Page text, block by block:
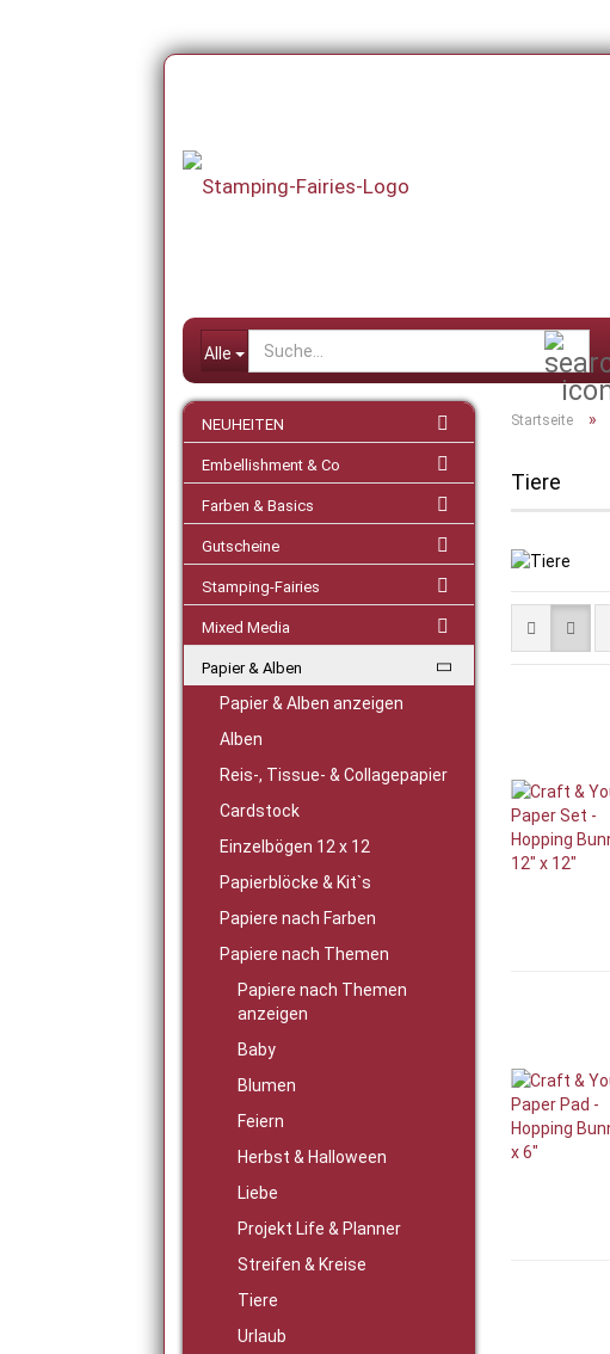
Alle
Startseite »
Tiere
NEUHEITEN
Embellishment & Co
Farben & Basics
Gutscheine
Stamping-Fairies
Mixed Media
Papier & Alben
Papier & Alben anzeigen
Alben
Reis-, Tissue- & Collagepapier
Cardstock
Einzelbögen 12 x 12
Papierblöcke & Kit`s
Papiere nach Farben
Papiere nach Themen
Papiere nach Themen
anzeigen
Baby
Blumen
Feiern
Herbst & Halloween
Liebe
Projekt Life & Planner
Streifen & Kreise
Tiere
Urlaub